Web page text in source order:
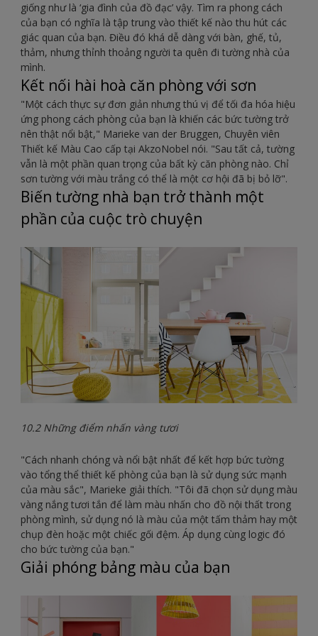
giống như là ‘gia đình của đồ đạc’ vậy. Tìm ra phong cách
của bạn có nghĩa là tập trung vào thiết kế nào thu hút các
giác quan của bạn. Điều đó khá dễ dàng với bàn, ghế, tủ,
thảm, nhưng thỉnh thoảng người ta quên đi tường nhà của
mình.
Kết nối hài hoà căn phòng với sơn
"Một cách thực sự đơn giản nhưng thú vị để tối đa hóa hiệu
ứng phong cách phòng của bạn là khiến các bức tường trở
nên thật nổi bật," Marieke van der Bruggen, Chuyên viên
Thiết kế Màu Cao cấp tại AkzoNobel nói. "Sau tất cả, tường
vẫn là một phần quan trọng của bất kỳ căn phòng nào. Chỉ
sơn tường với màu trắng có thể là một cơ hội đã bị bỏ lỡ".
Biến tường nhà bạn trở thành một
phần của cuộc trò chuyện
10.2 Những điểm nhấn vàng tươi
"Cách nhanh chóng và nổi bật nhất để kết hợp bức tường
vào tổng thể thiết kế phòng của bạn là sử dụng sức mạnh
của màu sắc", Marieke giải thích. "Tôi đã chọn sử dụng màu
vàng nắng tươi tắn để làm màu nhấn cho đồ nội thất trong
phòng mình, sử dụng nó là màu của một tấm thảm hay một
chụp đèn hoặc một chiếc gối đệm. Áp dụng cùng logic đó
cho bức tường của bạn."
Giải phóng bảng màu của bạn